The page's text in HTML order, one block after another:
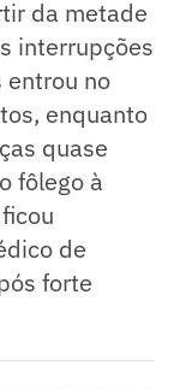
da metade
interrupções
entrou no
enquanto
quase
fôlego à
de
forte